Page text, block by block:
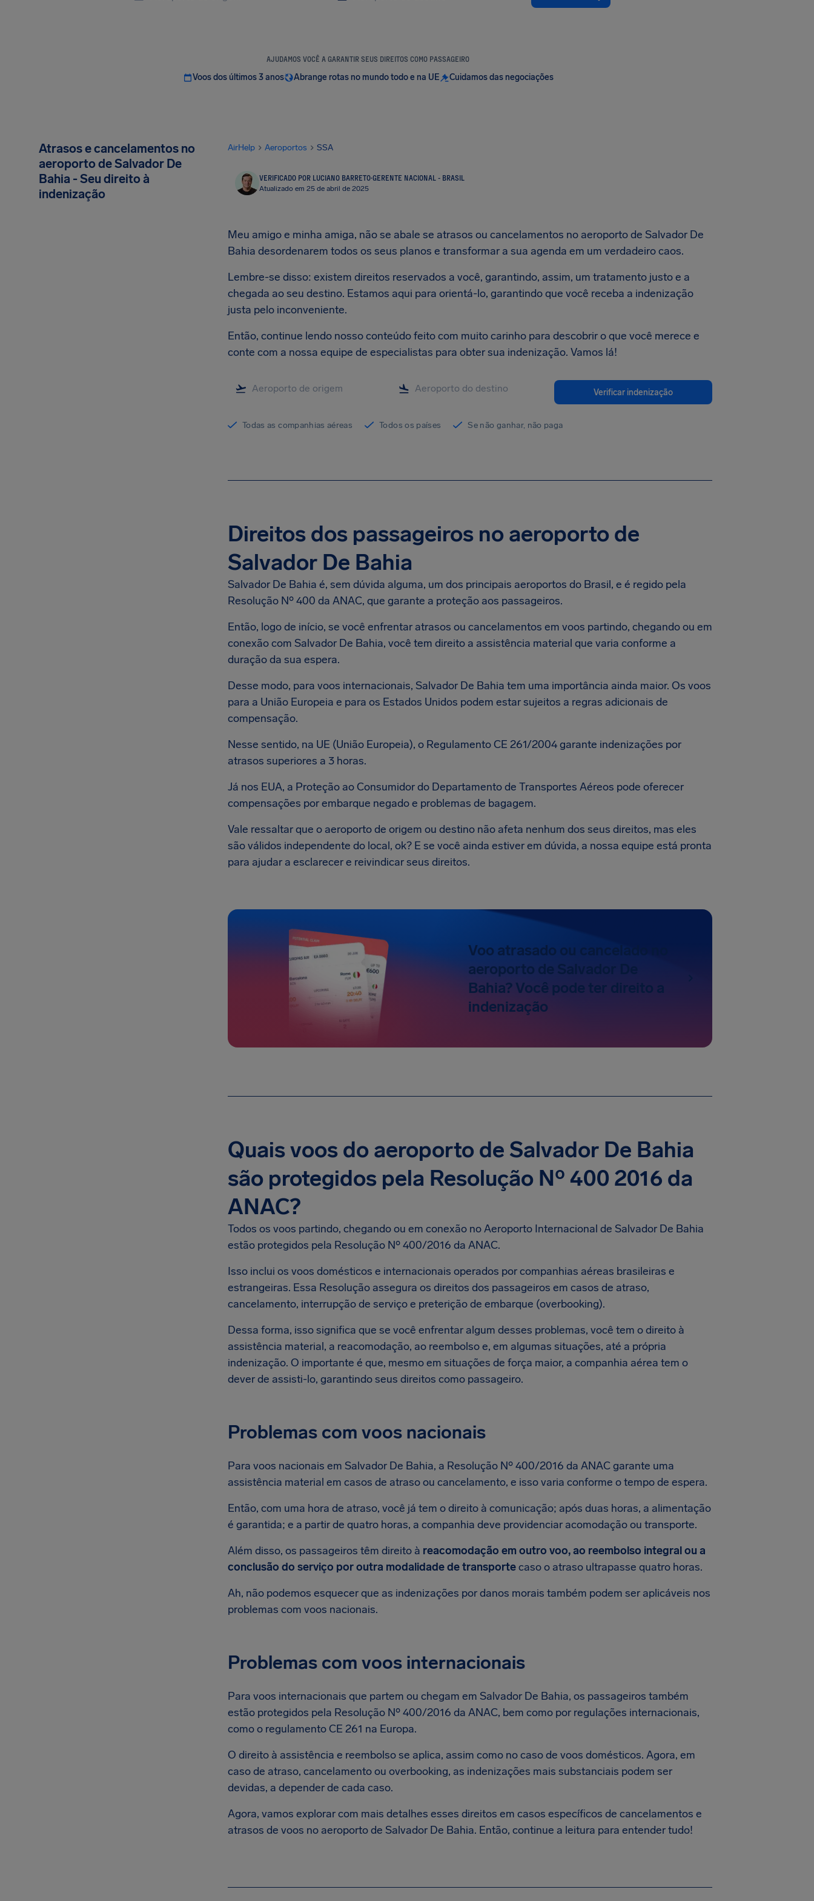
AJUDAMOS VOCÊ A GARANTIR SEUS DIREITOS COMO PASSAGEIRO
Voos dos últimos 3 anos Abrange rotas no mundo todo e na UE Cuidamos das negociações
Atrasos e cancelamentos no
aeroporto de Salvador De
Bahia - Seu direito à
indenização
AirHelp Aeroportos SSA
VERIFICADO POR LUCIANO BARRETO·GERENTE NACIONAL - BRASIL
Atualizado em 25 de abril de 2025
Meu amigo e minha amiga, não se abale se atrasos ou cancelamentos no aeroporto de Salvador De
Bahia desordenarem todos os seus planos e transformar a sua agenda em um verdadeiro caos.
Lembre-se disso: existem direitos reservados a você, garantindo, assim, um tratamento justo e a
chegada ao seu destino. Estamos aqui para orientá-lo, garantindo que você receba a indenização
justa pelo inconveniente.
Então, continue lendo nosso conteúdo feito com muito carinho para descobrir o que você merece e
conte com a nossa equipe de especialistas para obter sua indenização. Vamos lá!
Verificar indenização
Todas as companhias aéreas Todos os países Se não ganhar, não paga
Direitos dos passageiros no aeroporto de
Salvador De Bahia
Salvador De Bahia é, sem dúvida alguma, um dos principais aeroportos do Brasil, e é regido pela
Resolução Nº 400 da ANAC, que garante a proteção aos passageiros.
Então, logo de início, se você enfrentar atrasos ou cancelamentos em voos partindo, chegando ou em
conexão com Salvador De Bahia, você tem direito a assistência material que varia conforme a
duração da sua espera.
Desse modo, para voos internacionais, Salvador De Bahia tem uma importância ainda maior. Os voos
para a União Europeia e para os Estados Unidos podem estar sujeitos a regras adicionais de
compensação.
Nesse sentido, na UE (União Europeia), o Regulamento CE 261/2004 garante indenizações por
atrasos superiores a 3 horas.
Já nos EUA, a Proteção ao Consumidor do Departamento de Transportes Aéreos pode oferecer
compensações por embarque negado e problemas de bagagem.
Vale ressaltar que o aeroporto de origem ou destino não afeta nenhum dos seus direitos, mas eles
são válidos independente do local, ok? E se você ainda estiver em dúvida, a nossa equipe está pronta
para ajudar a esclarecer e reivindicar seus direitos.
Voo atrasado ou cancelado no
aeroporto de Salvador De
Bahia? Você pode ter direito a
indenização
Quais voos do aeroporto de Salvador De Bahia
são protegidos pela Resolução Nº 400 2016 da
ANAC?
Todos os voos partindo, chegando ou em conexão no Aeroporto Internacional de Salvador De Bahia
estão protegidos pela Resolução Nº 400/2016 da ANAC.
Isso inclui os voos domésticos e internacionais operados por companhias aéreas brasileiras e
estrangeiras. Essa Resolução assegura os direitos dos passageiros em casos de atraso,
cancelamento, interrupção de serviço e preterição de embarque (overbooking).
Dessa forma, isso significa que se você enfrentar algum desses problemas, você tem o direito à
assistência material, a reacomodação, ao reembolso e, em algumas situações, até a própria
indenização. O importante é que, mesmo em situações de força maior, a companhia aérea tem o
dever de assisti-lo, garantindo seus direitos como passageiro.
Problemas com voos nacionais
Para voos nacionais em Salvador De Bahia, a Resolução Nº 400/2016 da ANAC garante uma
assistência material em casos de atraso ou cancelamento, e isso varia conforme o tempo de espera.
Então, com uma hora de atraso, você já tem o direito à comunicação; após duas horas, a alimentação
é garantida; e a partir de quatro horas, a companhia deve providenciar acomodação ou transporte.
Além disso, os passageiros têm direito à reacomodação em outro voo, ao reembolso integral ou a
conclusão do serviço por outra modalidade de transportecaso o atraso ultrapasse quatro horas.
Ah, não podemos esquecer que as indenizações por danos morais também podem ser aplicáveis nos
problemas com voos nacionais.
Problemas com voos internacionais
Para voos internacionais que partem ou chegam em Salvador De Bahia, os passageiros também
estão protegidos pela Resolução Nº 400/2016 da ANAC, bem como por regulações internacionais,
como o regulamento CE 261 na Europa.
O direito à assistência e reembolso se aplica, assim como no caso de voos domésticos. Agora, em
caso de atraso, cancelamento ou overbooking, as indenizações mais substanciais podem ser
devidas, a depender de cada caso.
Agora, vamos explorar com mais detalhes esses direitos em casos específicos de cancelamentos e
atrasos de voos no aeroporto de Salvador De Bahia. Então, continue a leitura para entender tudo!